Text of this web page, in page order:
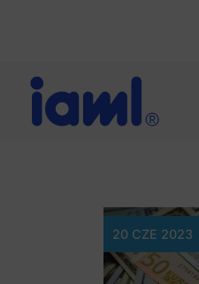
20 CZE 2023